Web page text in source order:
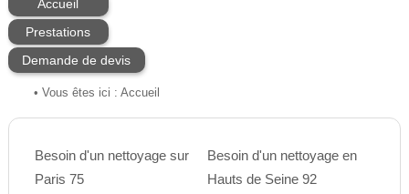
Accueil
Prestations
Demande de devis
• Vous êtes ici : Accueil
Besoin d'un nettoyage sur
Paris 75
Besoin d'un nettoyage en
Hauts de Seine 92